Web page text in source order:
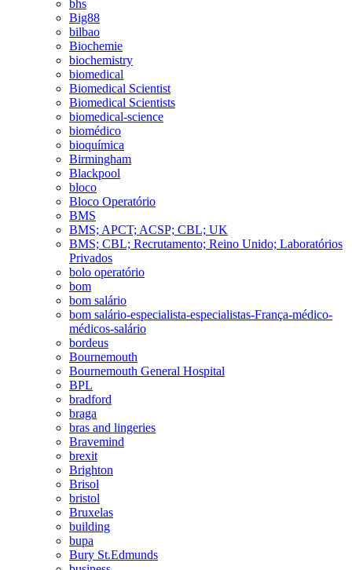
bhs
Big88
bilbao
Biochemie
biochemistry
biomedical
Biomedical Scientist
Biomedical Scientists
biomedical-science
biomédico
bioquímica
Birmingham
Blackpool
bloco
Bloco Operatório
BMS
BMS; APCT; ACSP; CBL; UK
BMS; CBL; Recrutamento; Reino Unido; Laboratórios
Privados
bolo operatório
bom
bom salário
bom salário-especialista-especialistas-França-médico-
médicos-salário
bordeus
Bournemouth
Bournemouth General Hospital
BPL
bradford
braga
bras and lingeries
Bravemind
brexit
Brighton
Brisol
bristol
Bruxelas
building
bupa
Bury St.Edmunds